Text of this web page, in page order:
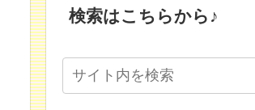
検索はこちらから♪